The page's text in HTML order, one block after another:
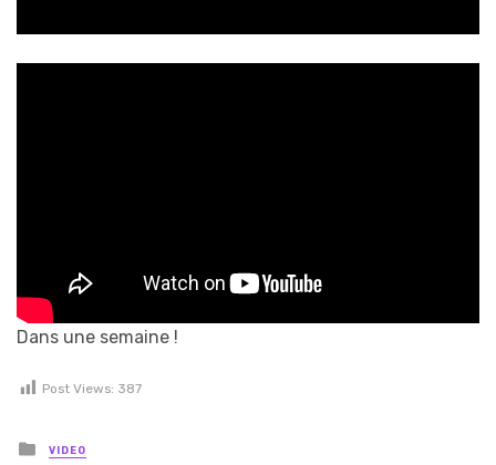
Dans une semaine !
Post Views: 387
Posted in
VIDEO